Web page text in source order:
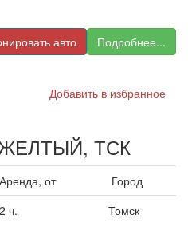
Подробнее...
авто
Добавить в избранное
ТСК
Аренда, от
Город
2 ч. Томск